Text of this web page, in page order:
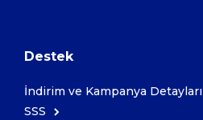
Destek
İndirim ve Kampanya Detayları
SSS